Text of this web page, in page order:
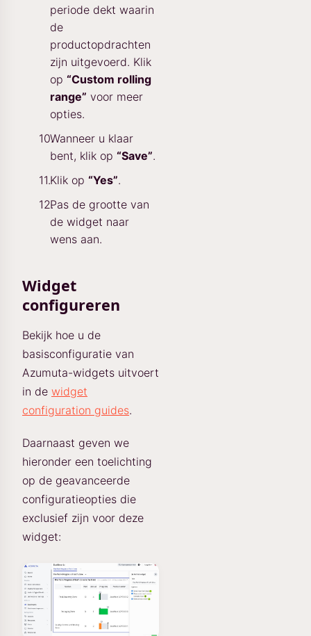
periode dekt waarin
de
productopdrachten
zijn uitgevoerd. Klik
op “Custom rolling
range” voor meer
opties.
Wanneer u klaar
bent, klik op “Save”.
Klik op “Yes”.
Pas de grootte van
de widget naar
wens aan.
Widget
configureren
Bekijk hoe u de
basisconfiguratie van
Azumuta-widgets uitvoert
in de widget
configuration guides.
Daarnaast geven we
hieronder een toelichting
op de geavanceerde
configuratieopties die
exclusief zijn voor deze
widget: